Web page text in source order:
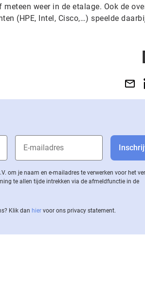
weer in de etalage. Ook de
(HPE, Intel, Cisco,…) speelde
om je naam en e-mailadres te verwerken voor het
te allen tijde intrekken via de af­meld­func­tie in de
Klik dan hier voor ons privacy statement.